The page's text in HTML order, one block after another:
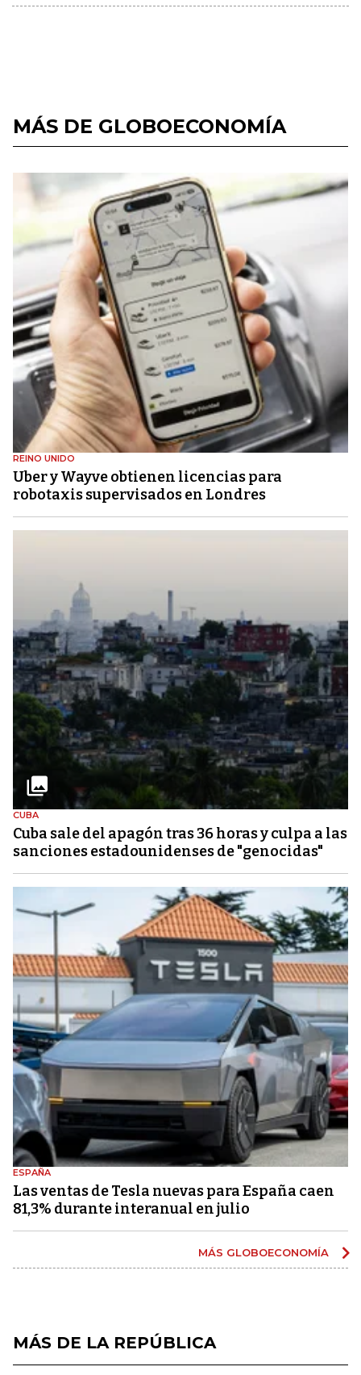
MÁS DE GLOBOECONOMÍA
REINO UNIDO
Uber y Wayve obtienen licencias para
robotaxis supervisados ​​en Londres
CUBA
Cuba sale del apagón tras 36 horas y culpa a las
sanciones estadounidenses de "genocidas"
ESPAÑA
Las ventas de Tesla nuevas para España caen
81,3% durante interanual en julio
MÁS GLOBOECONOMÍA
MÁS DE LA REPÚBLICA